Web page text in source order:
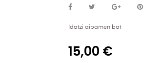
Idatzi aipamen bat
15,00 €